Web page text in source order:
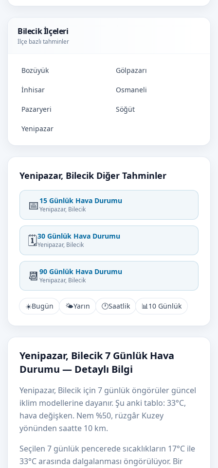
Bilecik İlçeleri
İlçe bazlı tahminler
Bozüyük Gölpazarı
İnhisar Osmaneli
Pazaryeri Söğüt
Yenipazar
Yenipazar, Bilecik Diğer Tahminler
📅 15 Günlük Hava Durumu
Yenipazar, Bilecik
🗓️30 Günlük Hava Durumu
Yenipazar, Bilecik
📆 90 Günlük Hava Durumu
Yenipazar, Bilecik
☀️Bugün 🌤️Yarın 🕐Saatlik 📊10 Günlük
Yenipazar, Bilecik 7 Günlük Hava
Durumu — Detaylı Bilgi
Yenipazar, Bilecik için 7 günlük öngörüler güncel
iklim modellerine dayanır. Şu anki tablo: 33°C,
hava değişken. Nem %50, rüzgâr Kuzey
yönünden saatte 10 km.
Seçilen 7 günlük pencerede sıcaklıkların 17°C ile
33°C arasında dalgalanması öngörülüyor. Bir